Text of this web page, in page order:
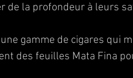
de la profondeur à leurs
gamme de cigares qui
des feuilles Mata Fina